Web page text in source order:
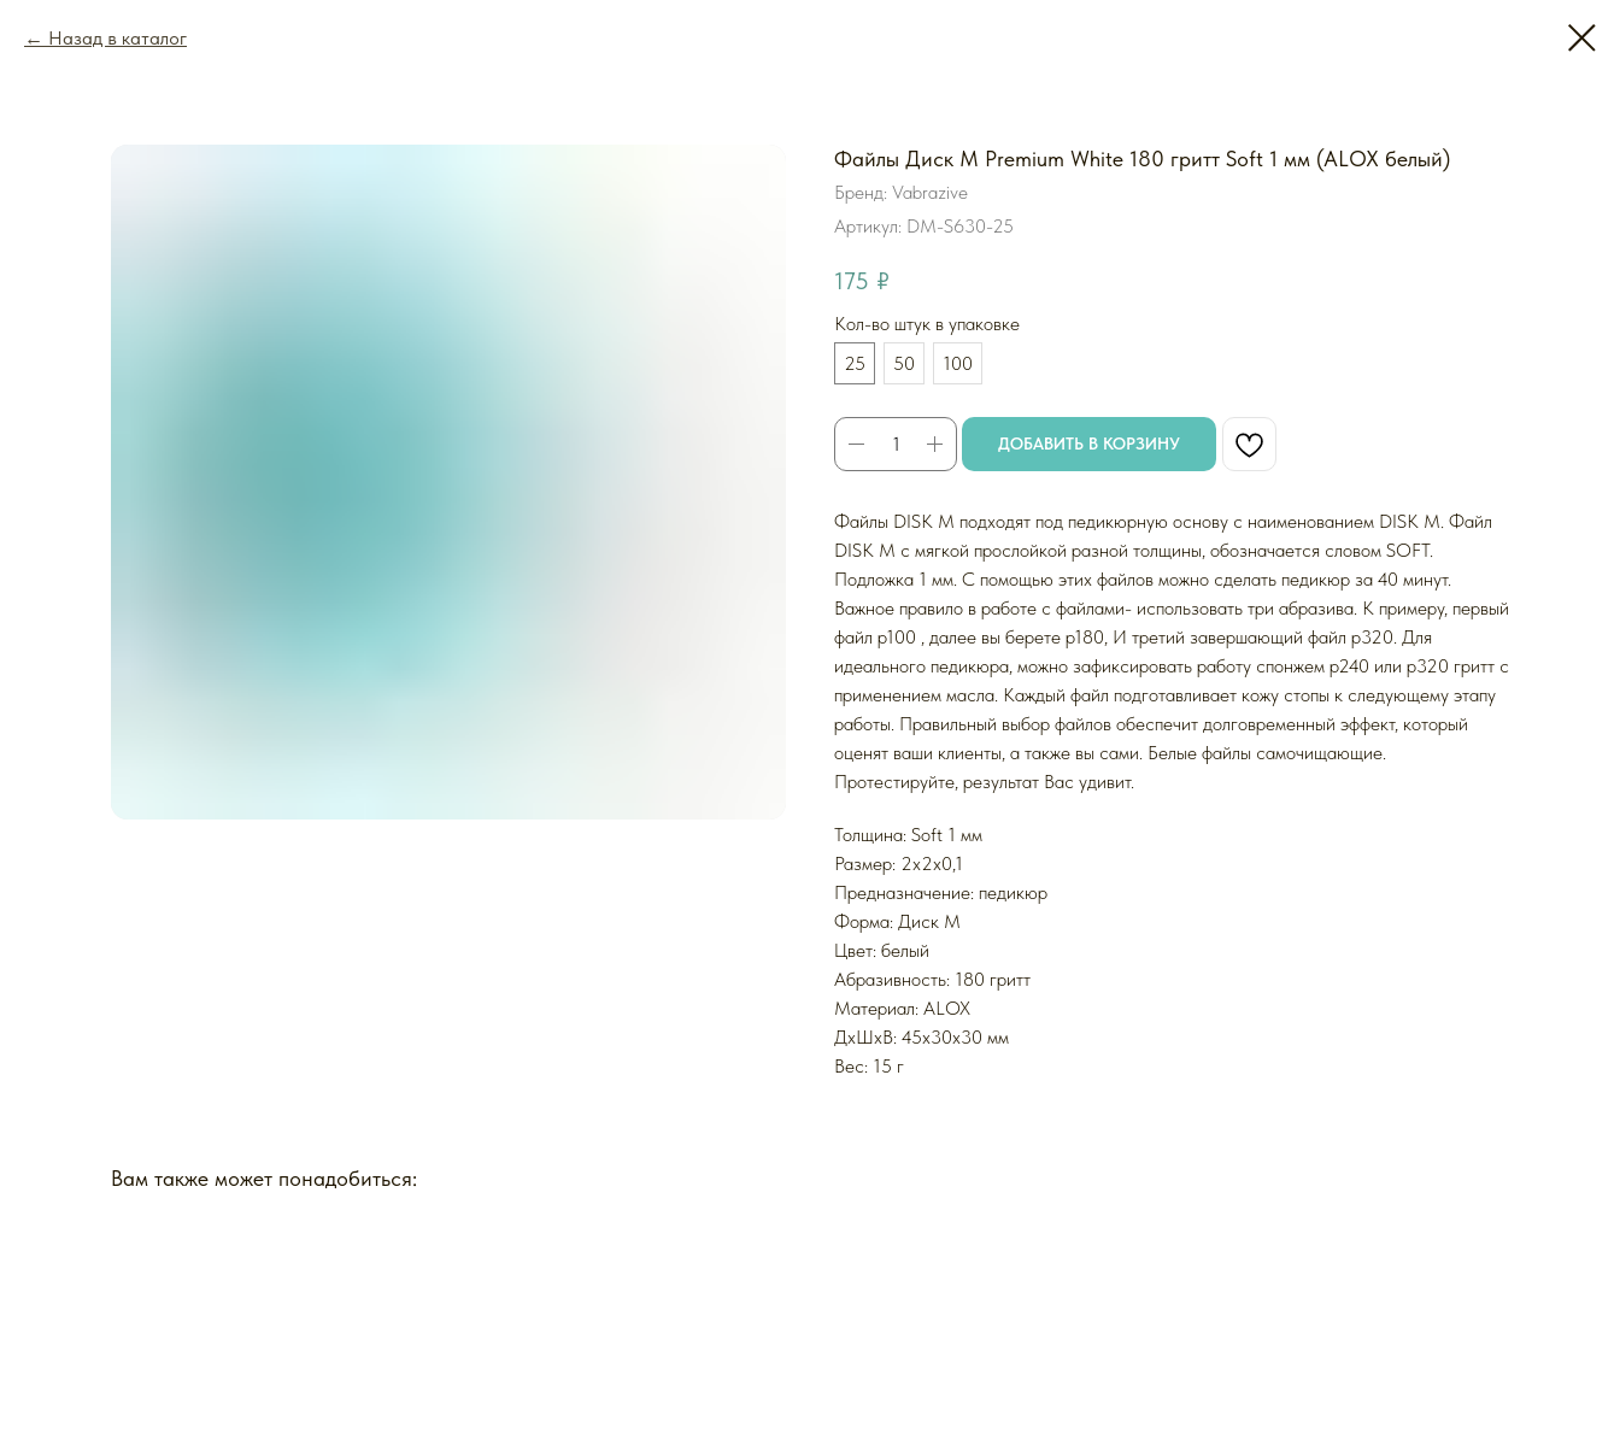
Назад в каталог
Файлы Диск M Premium White 180 гритт Soft 1 мм (ALOX белый)
Бренд: Vabrazive
Артикул: DM-S630-25
175 ₽
Кол-во штук в упаковке
25
50 100
ДОБАВИТЬ В КОРЗИНУ
Файлы DISK M подходят под педикюрную основу с наименованием DISK M. Файл
DISK M с мягкой прослойкой разной толщины, обозначается словом SOFT.
Подложка 1 мм. С помощью этих файлов можно сделать педикюр за 40 минут.
Важное правило в работе с файлами- использовать три абразива. К примеру, первый
файл p100 , далее вы берете p180, И третий завершающий файл p320. Для
идеального педикюра, можно зафиксировать работу спонжем p240 или p320 гритт с
применением масла. Каждый файл подготавливает кожу стопы к следующему этапу
работы. Правильный выбор файлов обеспечит долговременный эффект, который
оценят ваши клиенты, а также вы сами. Белые файлы самочищающие.
Протестируйте, результат Вас удивит.
Толщина: Soft 1 мм
Размер: 2x2x0,1
Предназначение: педикюр
Форма: Диск M
Цвет: белый
Абразивность: 180 гритт
Mатериал: ALOX
ДxШxВ: 45x30x30 мм
Вес: 15 г
Вам также может понадобиться: